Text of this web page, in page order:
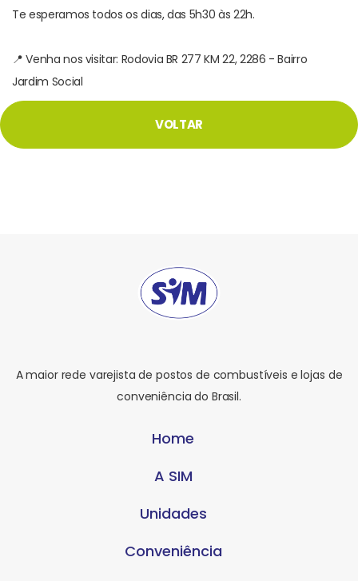
Te esperamos todos os dias, das 5h30 às 22h.
📍 Venha nos visitar: Rodovia BR 277 KM 22, 2286 - Bairro
Jardim Social
VOLTAR
A maior rede varejista de postos de combustíveis e lojas de
conveniência do Brasil.
Home
A SIM
Unidades
Conveniência